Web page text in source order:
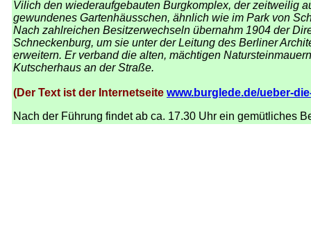
Vilich den wiederaufgebauten Burgkomplex, der zeitweilig
gewundenes Gartenhäusschen, ähnlich wie im Park von
Nach zahlreichen Besitzerwechseln übernahm 1904 der
Schneckenburg, um sie unter der Leitung des Berliner
erweitern. Er verband die alten, mächtigen
Kutscherhaus an der Straße.
(Der Text ist der Internetseite www.burglede.de/ueber-
Nach der Führung findet ab ca. 17.30 Uhr ein gemütliches